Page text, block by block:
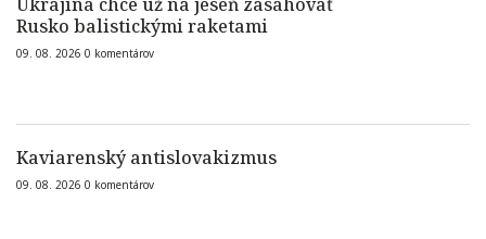
Rusko balistickými raketami
09. 08. 2026 0 komentárov
Kaviarenský antislovakizmus
09. 08. 2026 0 komentárov